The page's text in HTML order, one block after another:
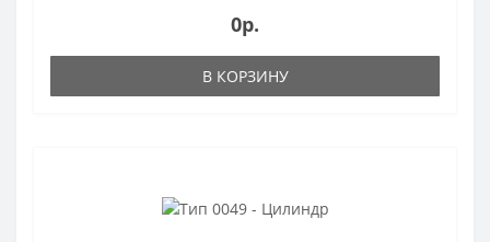
0р.
В КОРЗИНУ